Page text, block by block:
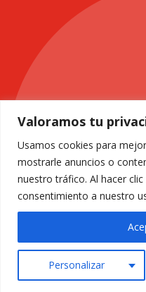
Valoramos tu
Usamos cookies para
mostrarle anuncios o
nuestro tráfico. Al hacer
consentimiento a nuestro
Personalizar
Política de Privacidad
Accesibilidad